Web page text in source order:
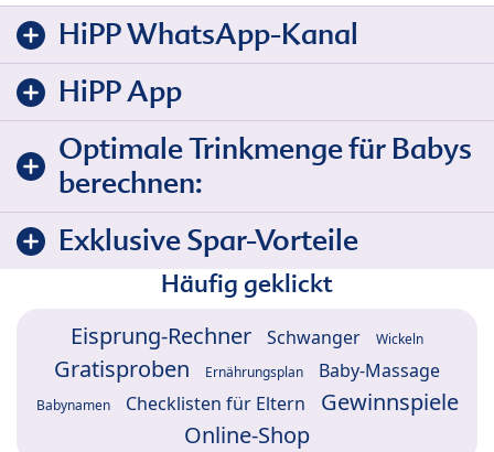
HiPP WhatsApp-Kanal
HiPP App
Optimale Trinkmenge für Babys
berechnen:
Exklusive Spar-Vorteile
Häufig geklickt
Eisprung-Rechner Schwanger Wickeln
Gratisproben Ernährungsplan Baby-Massage
Babynamen Checklisten für Eltern
Gewinnspiele
Online-Shop